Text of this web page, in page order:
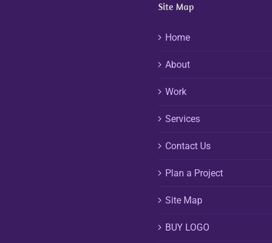
Site Map
Home
About
Work
Services
Contact Us
Plan a Project
Site Map
BUY LOGO